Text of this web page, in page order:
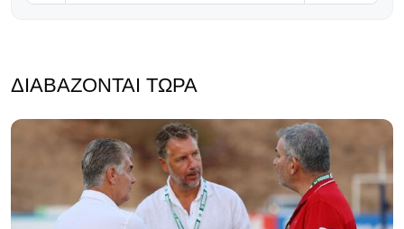
ΔΙΑΒΆΖΟΝΤΑΙ ΤΏΡΑ